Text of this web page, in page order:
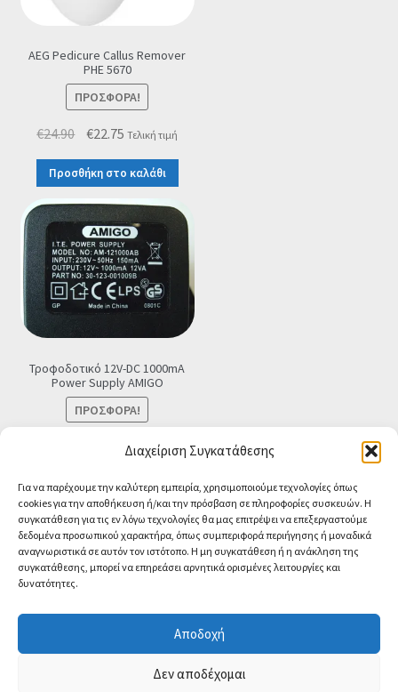
Διαχείριση Συγκατάθεσης
Για να παρέχουμε την καλύτερη εμπειρία, χρησιμοποιούμε τεχνολογίες όπως
cookies για την αποθήκευση ή/και την πρόσβαση σε πληροφορίες συσκευών. Η
συγκατάθεση για τις εν λόγω τεχνολογίες θα μας επιτρέψει να επεξεργαστούμε
δεδομένα προσωπικού χαρακτήρα, όπως συμπεριφορά περιήγησης ή μοναδικά
αναγνωριστικά σε αυτόν τον ιστότοπο. Η μη συγκατάθεση ή η ανάκληση της
συγκατάθεσης, μπορεί να επηρεάσει αρνητικά ορισμένες λειτουργίες και
δυνατότητες.
Αποδοχή
Δεν αποδέχομαι
AEG Pedicure Callus Remover
PHE 5670
ΠΡΟΣΦΟΡΆ!
€24.90 Original
was:
€24.90.
€22.75 Η
τιμή
€22.75.
Τελική τιμή
Προσθήκη στο καλάθι
Τροφοδοτικό 12V-DC 1000mA
Power Supply ΑMIGO
ΠΡΟΣΦΟΡΆ!
Original
was:
€8.90.
Η
τιμή
είναι:
€7.90.
Τελική τιμή
Προσθήκη στο καλάθι
© CA-MICROLAND 2026
Papaki Managed WordPress with
WooCommerce
Contact us